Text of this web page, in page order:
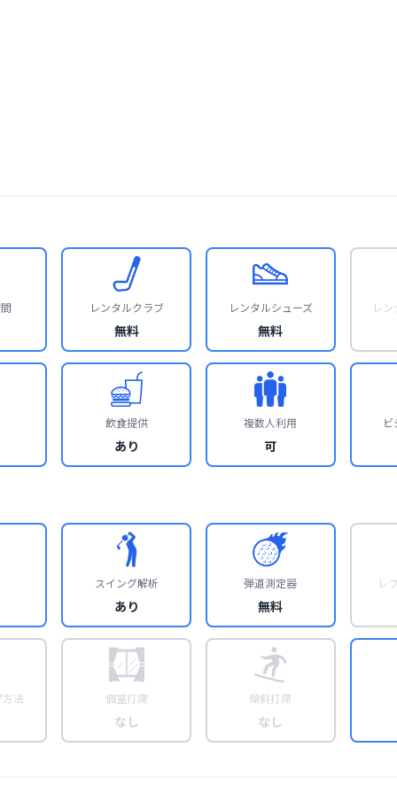
レンタルクラブ
無料
レンタルシューズ
無料
レ
飲食提供
あり
複数人利用
可
スイング解析
あり
弾道測定器
無料
レ
法 個室打席
なし
傾斜打席
なし